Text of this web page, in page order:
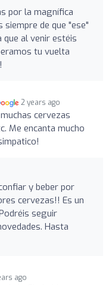
por la magnífica
de que "ese"
que al venir estéis
tu vuelta
2 years ago
cervezas
Me encanta mucho
y beber por
cervezas!! Es un
seguir
Hasta
ago